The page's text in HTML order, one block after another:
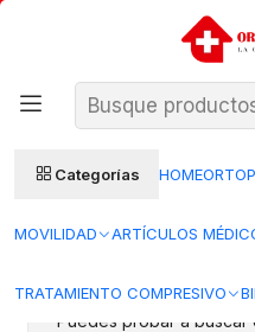
Categorías HOME
MOVILIDAD ARTÍCULOS
TRATAMIENTO COMPRESIVO
SANTIAGO: ENTREGA AL DÍA
REGIONES 48–72 HORAS
Cuerpo Brazo
Todavía no hay
Puedes probar a buscar